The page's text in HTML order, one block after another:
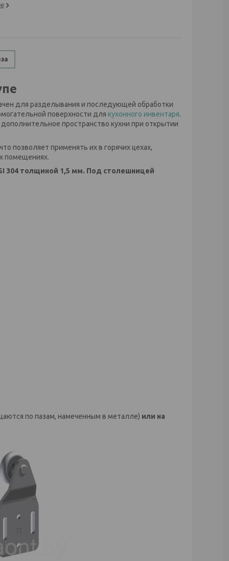
для разделывания и последующей обработки
поверхности для кухонного инвентаря.
пространство кухни при открытии
позволяет применять их в горячих цехах,
помещениях.
304 толщиной 1,5 мм. Под столешницей
по пазам, намеченным в металле) или на